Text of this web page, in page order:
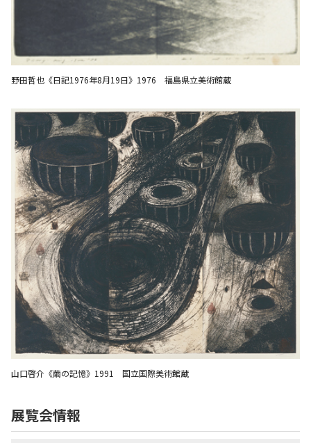
野田哲也《日記1976年8月19日》1976 福島県立美術館蔵
山口啓介《繭の記憶》1991 国立国際美術館蔵
展覧会情報